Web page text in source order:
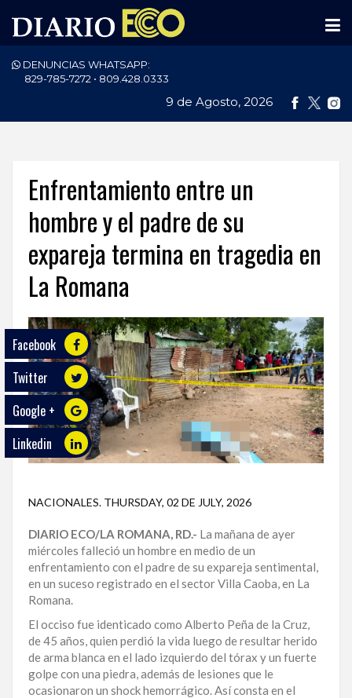
DENUNCIAS WHATSAPP:
829-785-7272 • 809.428.0333
9 de Agosto, 2026
PORTADA
ECONOMÍA
ENTRETENIMIENTO
SALUD
TECNOLOGÍA
ECO
PLAY
TRABAJOS
DE
INVESTIGACIÓN
PROVINCIAS
DISTRITO
NACIONAL
SANTO
DOMINGO
SANTIAGO
SAN
JUAN
Enfrentamiento entre un
hombre y el padre de su
expareja termina en tragedia en
La Romana
Facebook
Twitter
Google +
Linkedin
NACIONALES. THURSDAY, 02 DE JULY, 2026
DIARIO ECO/LA ROMANA, RD.- La mañana de ayer
miércoles falleció un hombre en medio de un
enfrentamiento con el padre de su expareja sentimental,
en un suceso registrado en el sector Villa Caoba, en La
Romana.
El occiso fue identicado como Alberto Peña de la Cruz,
de 45 años, quien perdió la vida luego de resultar herido
de arma blanca en el lado izquierdo del tórax y un fuerte
golpe con una piedra, además de lesiones que le
ocasionaron un shock hemorrágico. Así consta en el